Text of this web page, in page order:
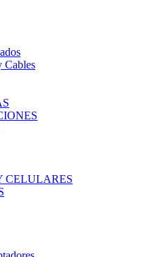
Cables
CELULARES